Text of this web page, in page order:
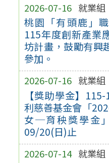
2026-07-16 就業組
桃園「有頭鹿」
115年度創新產業
坊計畫，鼓勵有興
參加。
2026-07-16 就業組
【獎助學金】
利慈善基金會「
女─育秧獎學金
09/20(日)止
2026-07-14 就業組